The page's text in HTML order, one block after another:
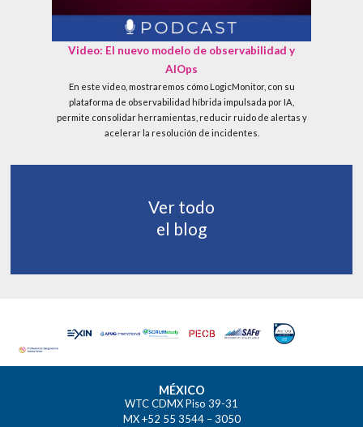
Video: El nuevo modelo de observabilidad y
AIOps
En este video, mostraremos cómo LogicMonitor, con su
plataforma de observabilidad híbrida impulsada por IA,
permite consolidar herramientas, reducir ruido de alertas y
acelerar la resolución de incidentes.
Ver todo
el blog
MÉXICO
WTC CDMX Piso 39-31
MX +52 55 3544 – 3050